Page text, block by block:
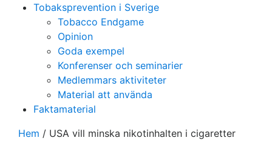
Tobaksprevention i Sverige
Tobacco Endgame
Opinion
Goda exempel
Konferenser och seminarier
Medlemmars aktiviteter
Material att använda
Faktamaterial
Hem / USA vill minska nikotinhalten i cigaretter